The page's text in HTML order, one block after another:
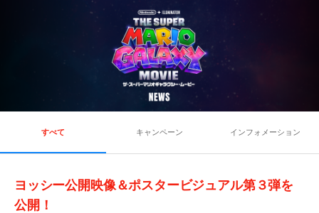
すべて キャンペーン インフォメーション
ヨッシー公開映像＆ポスタービジュアル第３弾を
公開！